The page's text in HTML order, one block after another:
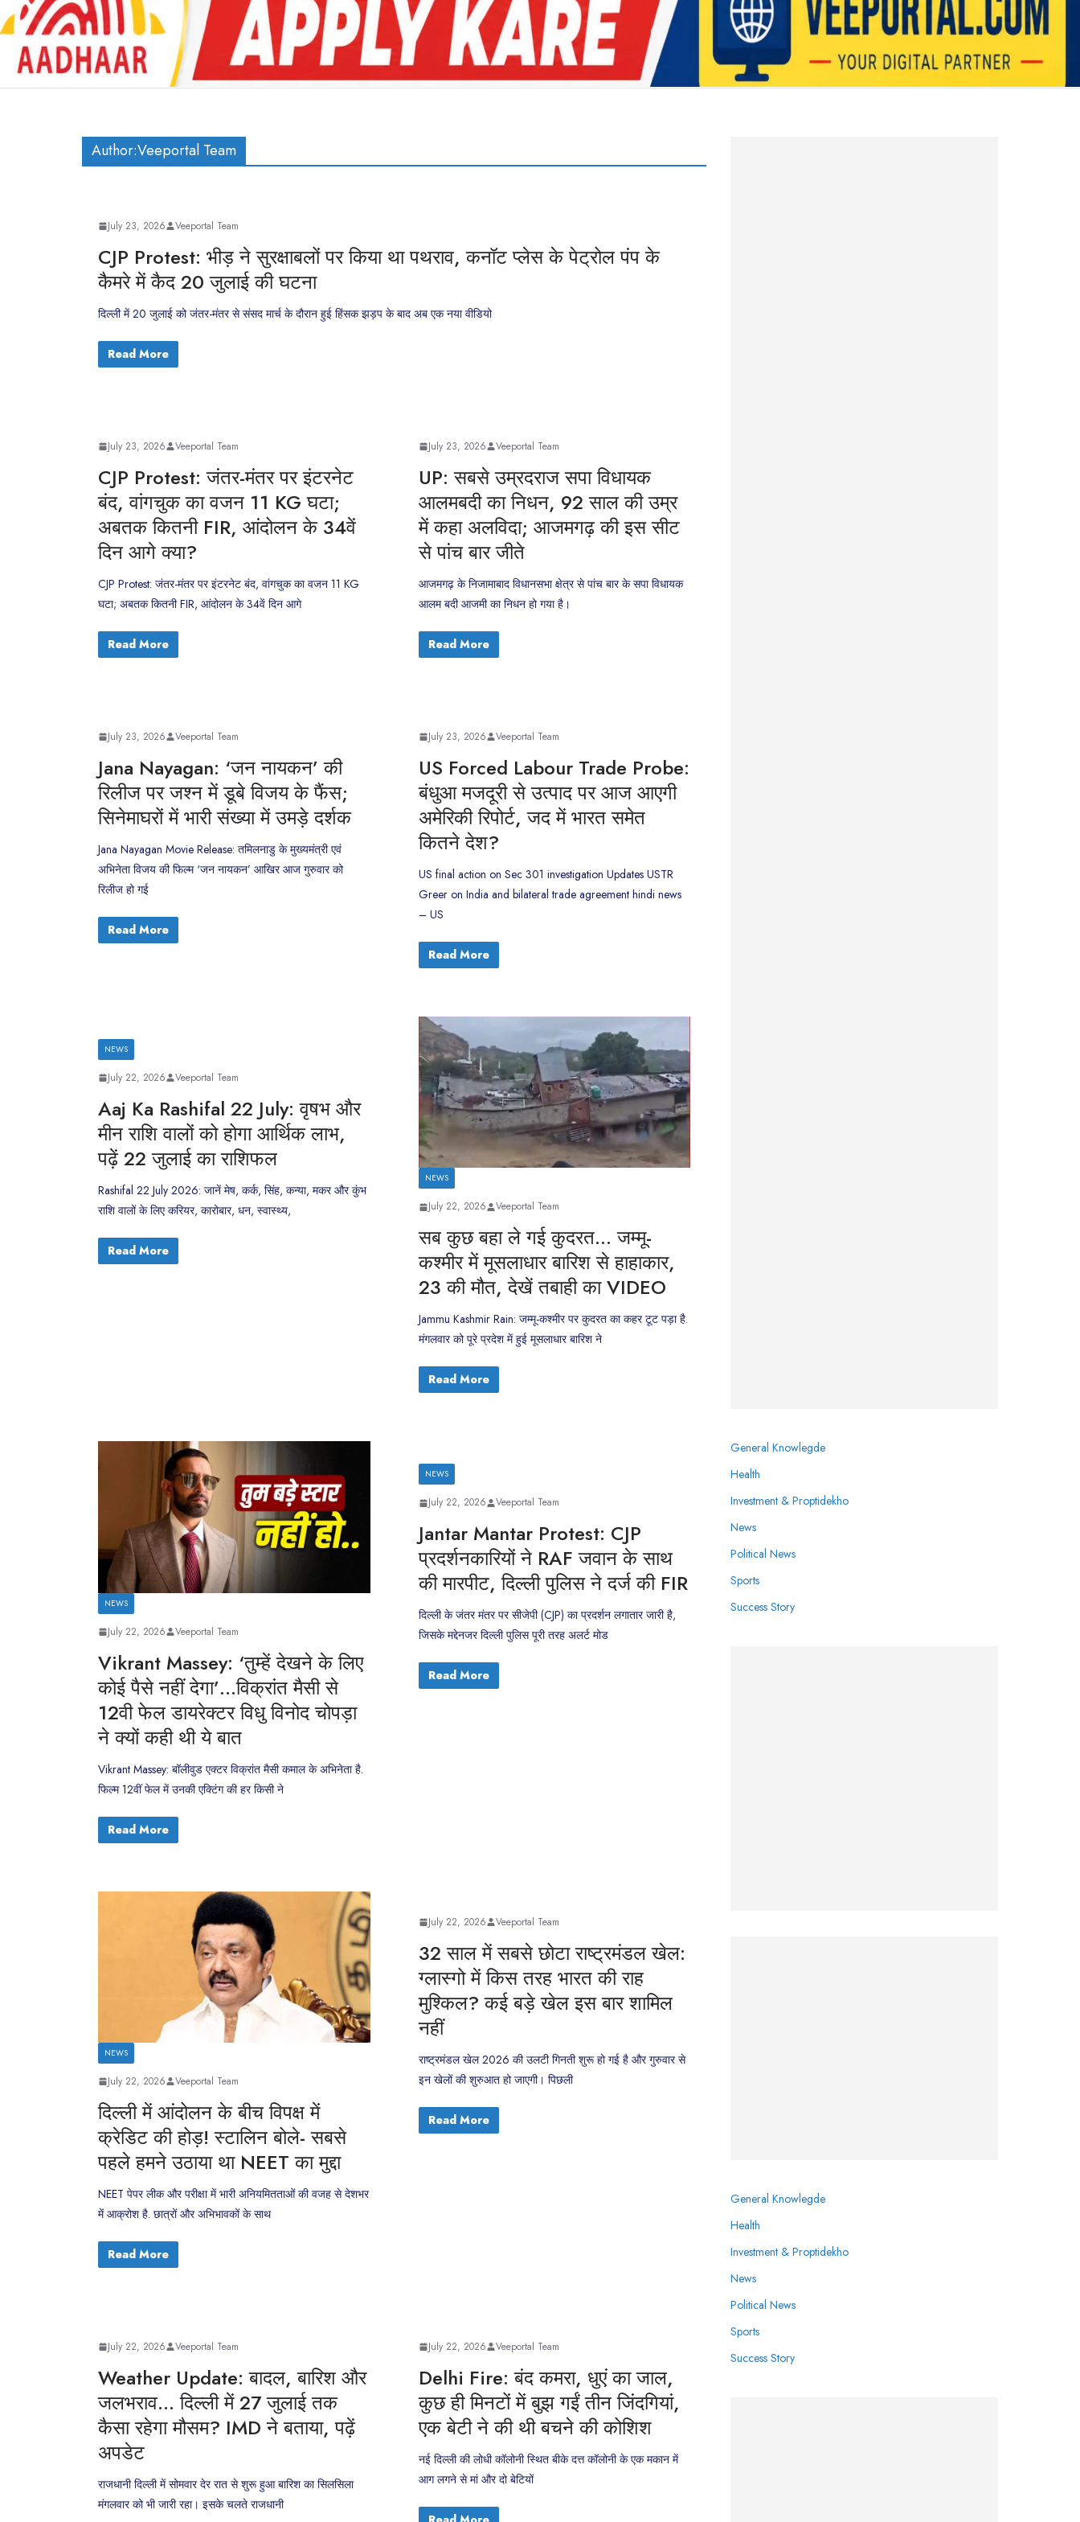
Author:Veeportal Team
July 23, 2026 Veeportal Team
CJP Protest: भीड़ ने सुरक्षाबलों पर किया था पथराव, कनॉट प्लेस के पेट्रोल पंप के
कैमरे में कैद 20 जुलाई की घटना
दिल्ली में 20 जुलाई को जंतर-मंतर से संसद मार्च के दौरान हुई हिंसक झड़प के बाद अब एक नया वीडियो
Read More
July 23, 2026 Veeportal Team
CJP Protest: जंतर-मंतर पर इंटरनेट
बंद, वांगचुक का वजन 11 KG घटा;
अबतक कितनी FIR, आंदोलन के 34वें
दिन आगे क्या?
CJP Protest: जंतर-मंतर पर इंटरनेट बंद, वांगचुक का वजन 11 KG
घटा; अबतक कितनी FIR, आंदोलन के 34वें दिन आगे
Read More
July 23, 2026 Veeportal Team
UP: सबसे उम्रदराज सपा विधायक
आलमबदी का निधन, 92 साल की उम्र
में कहा अलविदा; आजमगढ़ की इस सीट
से पांच बार जीते
आजमगढ़ के निजामाबाद विधानसभा क्षेत्र से पांच बार के सपा विधायक
आलम बदी आजमी का निधन हो गया है।
Read More
July 23, 2026 Veeportal Team
Jana Nayagan: ‘जन नायकन’ की
रिलीज पर जश्न में डूबे विजय के फैंस;
सिनेमाघरों में भारी संख्या में उमड़े दर्शक
Jana Nayagan Movie Release: तमिलनाडु के मुख्यमंत्री एवं
अभिनेता विजय की फिल्म ‘जन नायकन’ आखिर आज गुरुवार को
रिलीज हो गई
Read More
July 23, 2026 Veeportal Team
US Forced Labour Trade Probe:
बंधुआ मजदूरी से उत्पाद पर आज आएगी
अमेरिकी रिपोर्ट, जद में भारत समेत
कितने देश?
US final action on Sec 301 investigation Updates USTR
Greer on India and bilateral trade agreement hindi news
– US
Read More
NEWS
July 22, 2026 Veeportal Team
Aaj Ka Rashifal 22 July: वृषभ और
मीन राशि वालों को होगा आर्थिक लाभ,
पढ़ें 22 जुलाई का राशिफल
Rashifal 22 July 2026: जानें मेष, कर्क, सिंह, कन्या, मकर और कुंभ
राशि वालों के लिए करियर, कारोबार, धन, स्वास्थ्य,
Read More
NEWS
July 22, 2026 Veeportal Team
सब कुछ बहा ले गई कुदरत… जम्मू-
कश्मीर में मूसलाधार बारिश से हाहाकार,
23 की मौत, देखें तबाही का VIDEO
Jammu Kashmir Rain: जम्मू-कश्मीर पर कुदरत का कहर टूट पड़ा है.
मंगलवार को पूरे प्रदेश में हुई मूसलाधार बारिश ने
Read More
NEWS
July 22, 2026 Veeportal Team
Vikrant Massey: ‘तुम्हें देखने के लिए
कोई पैसे नहीं देगा’…विक्रांत मैसी से
12वी फेल डायरेक्टर विधु विनोद चोपड़ा
ने क्यों कही थी ये बात
Vikrant Massey: बॉलीवुड एक्टर विक्रांत मैसी कमाल के अभिनेता है.
फिल्म 12वीं फेल में उनकी एक्टिंग की हर किसी ने
Read More
NEWS
July 22, 2026 Veeportal Team
Jantar Mantar Protest: CJP
प्रदर्शनकारियों ने RAF जवान के साथ
की मारपीट, दिल्ली पुलिस ने दर्ज की FIR
दिल्ली के जंतर मंतर पर सीजेपी (CJP) का प्रदर्शन लगातार जारी है,
जिसके मद्देनजर दिल्ली पुलिस पूरी तरह अलर्ट मोड
Read More
NEWS
July 22, 2026 Veeportal Team
दिल्ली में आंदोलन के बीच विपक्ष में
क्रेडिट की होड़! स्टालिन बोले- सबसे
पहले हमने उठाया था NEET का मुद्दा
NEET पेपर लीक और परीक्षा में भारी अनियमितताओं की वजह से देशभर
में आक्रोश है. छात्रों और अभिभावकों के साथ
Read More
July 22, 2026 Veeportal Team
32 साल में सबसे छोटा राष्ट्रमंडल खेल:
ग्लास्गो में किस तरह भारत की राह
मुश्किल? कई बड़े खेल इस बार शामिल
नहीं
राष्ट्रमंडल खेल 2026 की उलटी गिनती शुरू हो गई है और गुरुवार से
इन खेलों की शुरुआत हो जाएगी। पिछली
Read More
July 22, 2026 Veeportal Team
Weather Update: बादल, बारिश और
जलभराव… दिल्ली में 27 जुलाई तक
कैसा रहेगा मौसम? IMD ने बताया, पढ़ें
अपडेट
राजधानी दिल्ली में सोमवार देर रात से शुरू हुआ बारिश का सिलसिला
मंगलवार को भी जारी रहा। इसके चलते राजधानी
July 22, 2026 Veeportal Team
Delhi Fire: बंद कमरा, धुएं का जाल,
कुछ ही मिनटों में बुझ गईं तीन जिंदगियां,
एक बेटी ने की थी बचने की कोशिश
नई दिल्ली की लोधी कॉलोनी स्थित बीके दत्त कॉलोनी के एक मकान में
आग लगने से मां और दो बेटियों
General Knowlegde
Health
Investment & Proptidekho
News
Political News
Sports
Success Story
General Knowlegde
Health
Investment & Proptidekho
News
Political News
Sports
Success Story